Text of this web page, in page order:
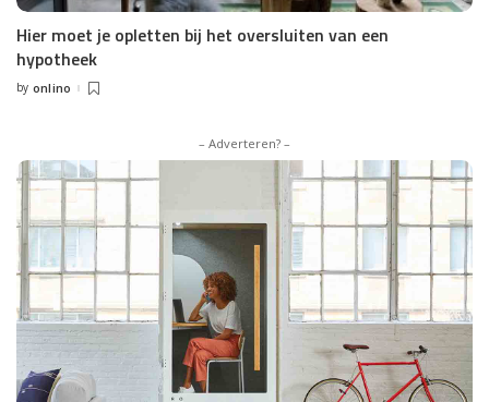
Hier moet je opletten bij het oversluiten van een
hypotheek
Posted
by onlino
– Adverteren? –